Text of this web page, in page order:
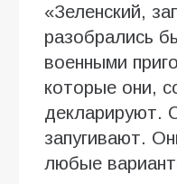
«Зеленский,
разобрались
военными
которые они,
декларируют.
запугивают.
любые